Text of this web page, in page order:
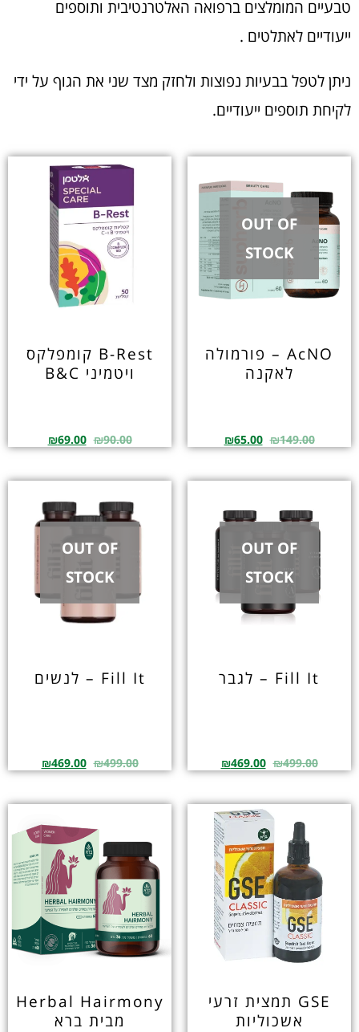
טבעיים המומלצים ברפואה האלטרנטיבית ותוספים
ייעודיים לאתלטים .
ניתן לטפל בבעיות נפוצות ולחזק מצד שני את הגוף על ידי
לקיחת תוספים ייעודיים.
OUT OF
STOCK
AcNO – פורמולה
לאקנה
₪149.00
₪65.00
B-Rest קומפלקס
ויטמיני B&C
₪90.00
₪69.00
OUT OF
STOCK
Fill It – לגבר
₪499.00
₪469.00
OUT OF
STOCK
Fill It – לנשים
₪499.00
₪469.00
GSE תמצית זרעי
אשכוליות
Herbal Hairmony
מבית ברא